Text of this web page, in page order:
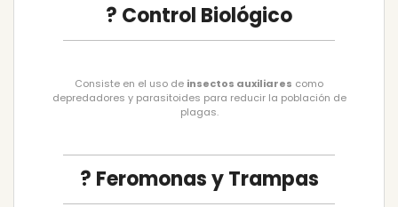
? Control Biológico
Consiste en el uso de insectos auxiliares como
depredadores y parasitoides para reducir la población de
plagas.
? Feromonas y Trampas